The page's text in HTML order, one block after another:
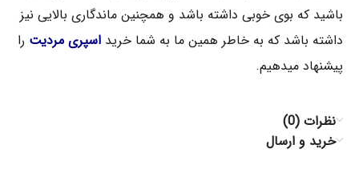
باشید که بوی خوبی داشته باشد و همچنین ماندگاری بالایی نیز
داشته باشد که به خاطر همین ما به شما خرید اسپری مردیت را
پیشنهاد میدهیم.
نظرات (0)
خرید و ارسال